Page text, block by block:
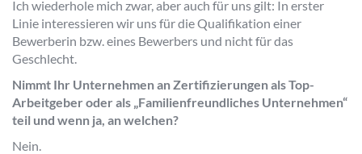
Ich wiederhole mich zwar, aber auch für uns gilt: In erster
Linie interessieren wir uns für die Qualifikation einer
Bewerberin bzw. eines Bewerbers und nicht für das
Geschlecht.
Nimmt Ihr Unternehmen an Zertifizierungen als Top-
Arbeitgeber oder als „Familienfreundliches Unternehmen“
teil und wenn ja, an welchen?
Nein.